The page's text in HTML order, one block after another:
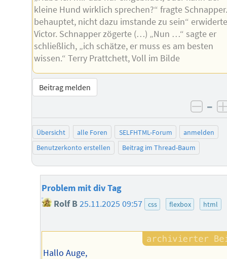
kleine Hund wirklich sprechen?“ fragte
behauptet, nicht dazu imstande zu sein“
Victor. Schnapper zögerte (…) „Nun …“ sagte er
schließlich, „ich schätze, er muss es am besten
wissen.“ Terry Prattchett, Voll im Bilde
Beitrag melden
–
Übersicht alle Foren SELFHTML-Forum
anmelden
Benutzerkonto erstellen
Beitrag im Thread-Baum
Problem mit div Tag
Rolf B25.11.2025 09:57 css flexbox html
Hallo Auge,